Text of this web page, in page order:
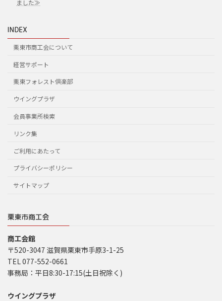
ました≫
INDEX
栗東市商工会について
経営サポート
栗東フォレスト倶楽部
ウイングプラザ
会員事業所検索
リンク集
ご利用にあたって
プライバシーポリシー
サイトマップ
栗東市商工会
商工会館
〒520-3047 滋賀県栗東市手原3-1-25
TEL 077-552-0661
事務局：平日8:30-17:15(土日祝除く)
ウイングプラザ